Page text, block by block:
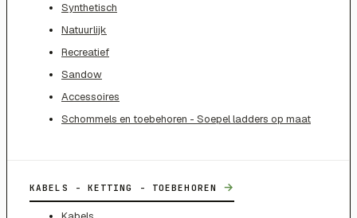
Synthetisch
Natuurlijk
Recreatief
Sandow
Accessoires
Schommels en toebehoren - Soepel ladders op maat
KABELS - KETTING - TOEBEHOREN →